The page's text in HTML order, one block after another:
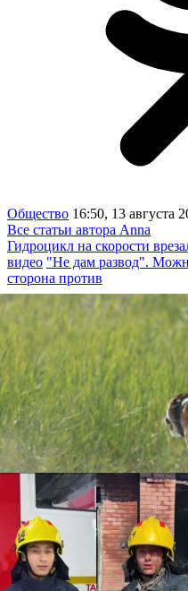
Общество 16:50, 13 августа
Все статьи автора Anna
Гидроцикл на скорости
видео "Не дам развод".
сторона против